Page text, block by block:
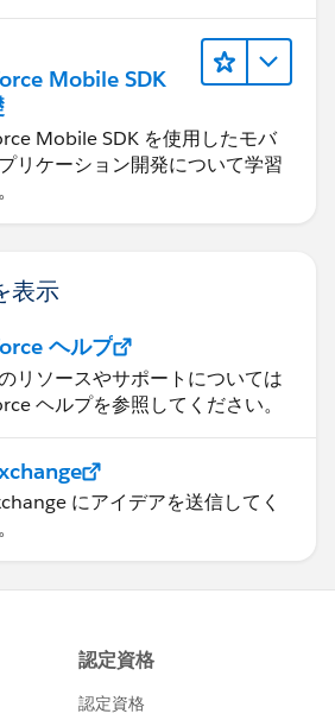
Mobile SDK
Mobile SDK を使用したモバ
リケーション開発について学習
表示
ヘルプ
リソースやサポートについては
ヘルプを参照してください。
にアイデアを送信してく